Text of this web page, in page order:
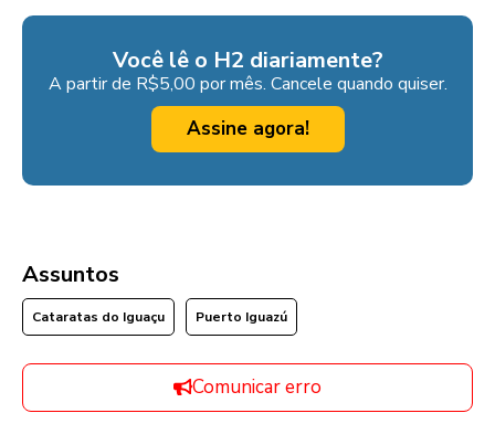
Você lê o H2 diariamente?
A partir de R$5,00 por mês. Cancele quando quiser.
Assine agora!
Assuntos
Cataratas do Iguaçu Puerto Iguazú
Comunicar erro